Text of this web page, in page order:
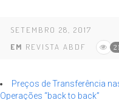
SETEMBRO 28, 2017
EM REVISTA ABDF
Preços de Transferência
Operações “back to back”